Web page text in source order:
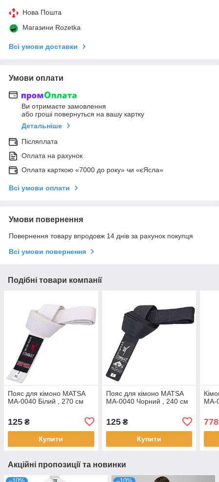
Нова Пошта
Магазини Rozetka
Всі умови доставки
Умови оплати
Ви отримаєте замовлення
або гроші повернуться на вашу картку
Детальніше
Післяплата
Оплата на рахунок
Оплата карткою «7000 до року» чи «єЯсла»
Всі умови оплати
Умови повернення
Повернення товару впродовж 14 днів за рахунок покупця
Всі умови повернення
Подібні товари компанії
Пояс для кімоно MATSA
MA-0040 Білий , 270 см
125 ₴
Купити
Пояс для кімоно MATSA
MA-0040 Чорний , 240 см
125₴
Купити
MA-
Акційні пропозиції та новинки